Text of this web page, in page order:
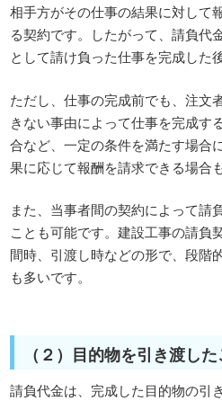
相手方がその仕事の結果に対して
る契約です。したがって、請負代
として請け負った仕事を完成した
ただし、仕事の完成前でも、注文
きない事由によって仕事を完成す
合など、一定の条件を満たす場合
果に応じて報酬を請求できる場合
また、当事者間の契約によって請
ことも可能です。建設工事の請負
間時、引渡し時などの形で、段階
も多いです。
（２）目的物を引き渡した
請負代金は、完成した目的物の引